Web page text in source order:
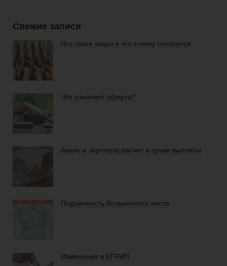
Свежие записи
Что такое акциз и что к нему относится
Что означает оферта?
Аванс и зарплата:расчет и сроки выплаты
Подлинность больничного листа
Изменения в ЕГРИП